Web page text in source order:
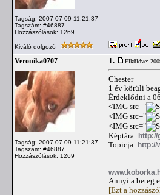
Tagság: 2007-07-09 11:21:37
Tagszám: #46887
Hozzászólások: 1269
Kiváló dolgozó
Veronika0707
Tagság: 2007-07-09 11:21:37
Tagszám: #46887
Hozzászólások: 1269
1. Elküldve:
Chester
1 év körüli
Érdeklődni a
<IMG src="
<IMG src="
<IMG src="
Képtára: http://
Topicja: http://
Annyi a beteg
[Ezt a